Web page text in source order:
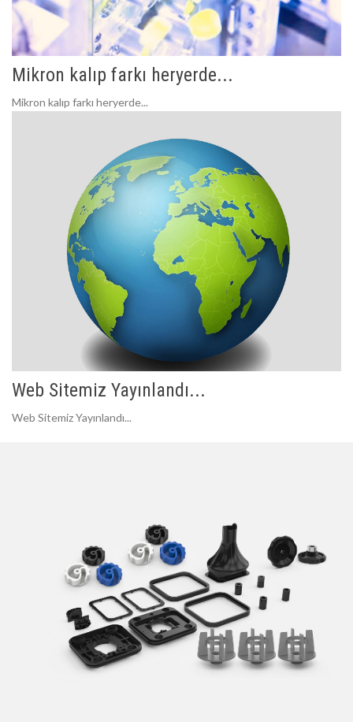
Mikron kalıp farkı heryerde...
Mikron kalıp farkı heryerde...
Web Sitemiz Yayınlandı...
Web Sitemiz Yayınlandı...